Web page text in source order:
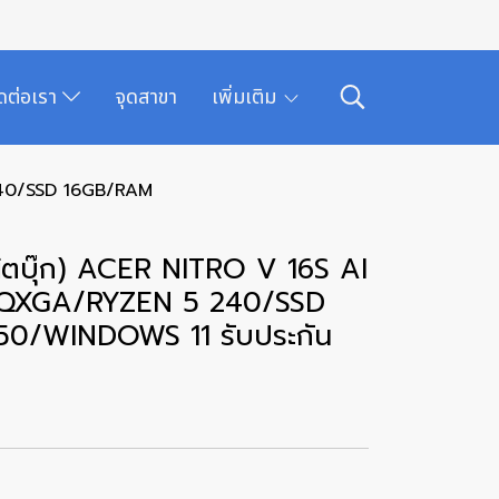
อเรา จุดสาขา เพิ่มเติม
SSD 16GB/RAM
ก) ACER NITRO V 16S AI
RYZEN 5 240/SSD
WINDOWS 11 รับประกัน